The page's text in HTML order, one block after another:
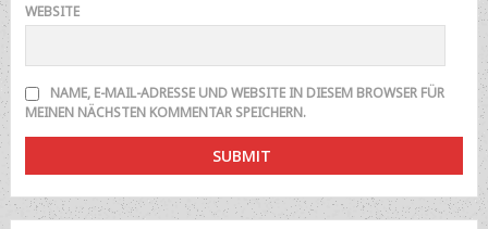
WEBSITE
NAME, E-MAIL-ADRESSE UND WEBSITE IN DIESEM BROWSER FÜR
MEINEN NÄCHSTEN KOMMENTAR SPEICHERN.